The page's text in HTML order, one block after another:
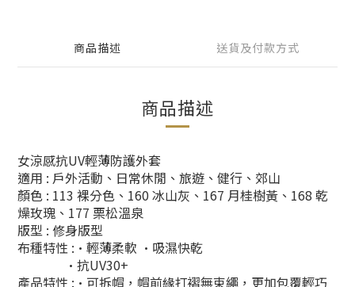
商品描述 送貨及付款方式
商品描述
女涼感抗UV輕薄防護外套
適用 : 戶外活動、日常休閒、旅遊、健行、郊山
顏色 : 113 裸分色、160 冰山灰、167 月桂樹黃、168 乾
燥玫瑰、177 栗松溫泉
版型 : 修身版型
布種特性 :•輕薄柔軟 •吸濕快乾
•抗UV30+
產品特性 :•可拆帽，帽前緣打褶無束繩，更加包覆輕巧